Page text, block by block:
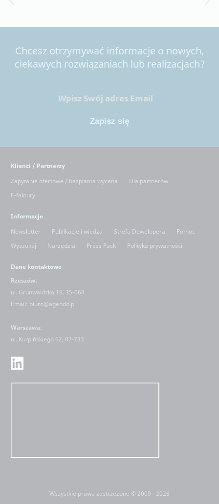
Chcesz otrzymywać informacje o nowych,
ciekawych rozwiązaniach lub realizacjach?
Klienci / Partnerzy
Zapytanie ofertowe / bezpłatna wycena
Dla partnerów
E-faktury
Informacje
Newsletter
Publikacje i wiedza Strefa Dewelopera
Pomoc
Wyszukaj
Narzędzia Press Pack Polityka prywatności
Dane kontaktowe
Rzeszów:
ul. Grunwaldzka 19, 35-068
Email: biuro@agendo.pl
Warszawa:
ul. Kurpińskiego 62, 02-733
Wszystkie prawa zastrzeżone © 2009 - 2026